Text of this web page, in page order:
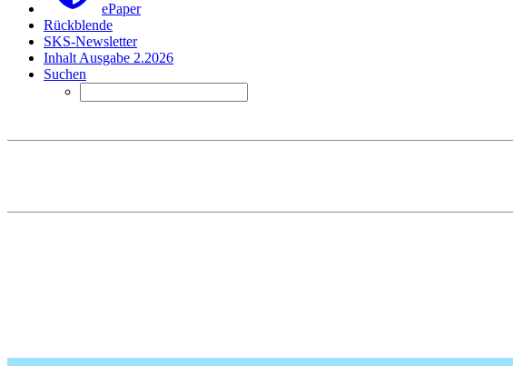
ePaper
Rückblende
SKS-Newsletter
Inhalt Ausgabe 2.2026
Suchen